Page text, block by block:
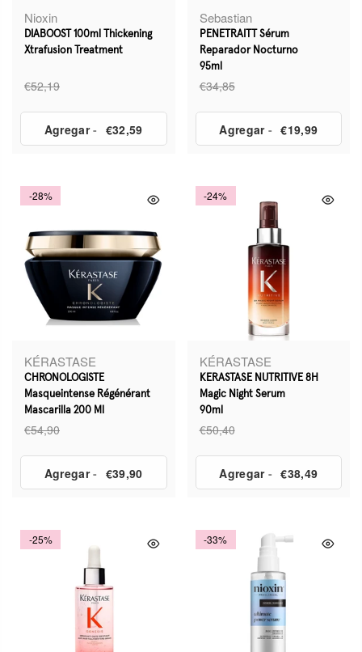
Nioxin
DIABOOST 100ml Thickening
Xtrafusion Treatment
€52,19
Agregar- €32,59
Sebastian
PENETRAITT Sérum
Reparador Nocturno
95ml
€34,85
Agregar- €19,99
-28%
KÉRASTASE
CHRONOLOGISTE
Masqueintense Régénérant
Mascarilla 200 Ml
€54,90
Agregar- €39,90
-24%
KÉRASTASE
KERASTASE NUTRITIVE 8H
Magic Night Serum
90ml
€50,40
Agregar- €38,49
-25% -33%